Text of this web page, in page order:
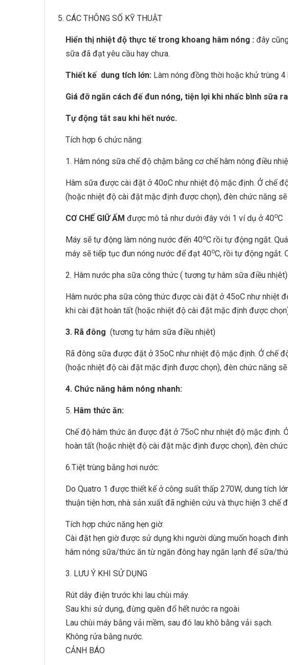
5. CÁC THÔNG SỐ KỸ THUẬT
Hiển thị nhiệt độ thực tế trong khoang hâm nóng : đây
sữa đã đạt yêu cầu hay chưa.
Thiết kế dung tích lớn: Làm nóng đồng thời hoặc khử trùng 4
Giá đỡ ngăn cách đế đun nóng, tiện lợi khi nhấc bình sữa
Tự động tắt sau khi hết nước.
Tích hợp 6 chức năng:
1. Hâm nóng sữa chế độ chậm bằng cơ chế hâm nóng điều
Hâm sữa được cài đặt ở 40oC như nhiệt độ mặc định. Ở chế
(hoặc nhiệt độ cài đặt mặc định được chọn), đèn chức năng
CƠ CHẾ GIỮ ẤM được mô tả như dưới đây với 1 ví dụ ở 40oC
Máy sẽ tự động làm nóng nước đến 40oC rồi tự động ngắt.
máy sẽ tiếp tục đun nóng nước để đạt 40oC, rồi tự động ngắt.
2. Hâm nước pha sữa công thức ( tương tự hâm sữa điều nhịêt)
Hâm nước pha sữa công thức được cài đặt ở 45oC như nhiệt
khi cài đặt hoàn tất (hoặc nhiệt độ cài đặt mặc định được
3. Rã đông (tương tự hâm sữa điều nhịêt)
Rã đông sữa được đặt ở 35oC như nhiệt độ mặc định. Ở chế
(hoặc nhiệt độ cài đặt mặc định được chọn), đèn chức năng
4. Chức năng hâm nóng nhanh:
5. Hâm thức ăn:
Chế độ hâm thức ăn được đặt ở 75oC như nhiệt độ mặc định.
hoàn tất (hoặc nhiệt độ cài đặt mặc định được chọn), đèn
6.Tiệt trùng bằng hơi nước:
Do Quatro 1 được thiết kế ở công suất thấp 270W, dung tích
thuận tiện hơn, nhà sản xuất đã nghiên cứu và thực hiện 3 chế
Tích hợp chức năng hẹn giờ:
Cài đặt hẹn giờ được sử dụng khi người dùng muốn hoạch
hâm nóng sữa/thức ăn từ ngăn đông hay ngăn lạnh để sữa/
3. LƯU Ý KHI SỬ DỤNG
Rút dây điện trước khi lau chùi máy.
Sau khi sử dụng, đừng quên đổ hết nước ra ngoài
Lau chùi máy bằng vải mềm, sau đó lau khô bằng vải sạch.
Không rửa bằng nước.
CẢNH BÁO